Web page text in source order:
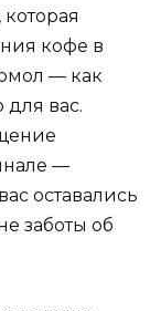
кофе в
— как
для вас.
—
оставались
заботы об